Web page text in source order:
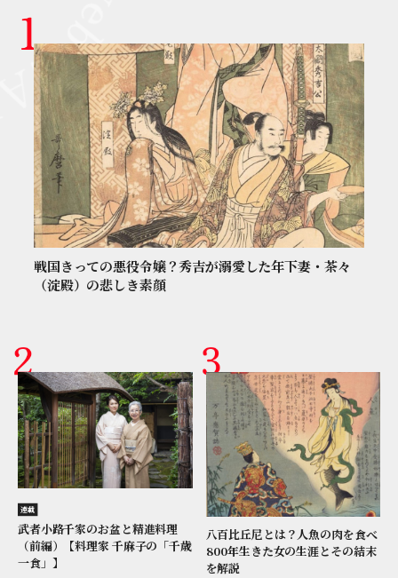
戦国きっての悪役令嬢？秀吉が溺愛した年下妻・茶々
（淀殿）の悲しき素顔
連載
武者小路千家のお盆と精進料理
（前編）【料理家 千麻子の「千歳
一食」】
八百比丘尼とは？人魚の肉を食べ
800年生きた女の生涯とその結末
を解説